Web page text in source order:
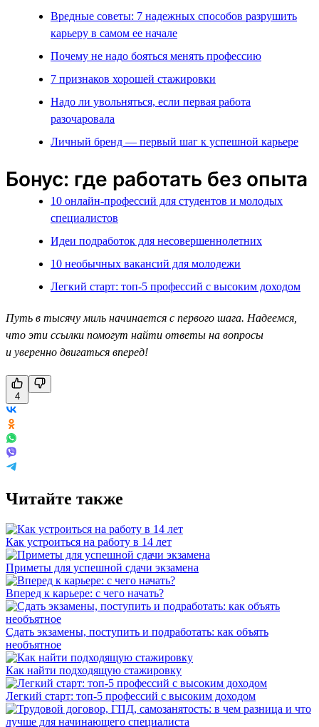
Вредные советы: 7 надежных способов разрушить
карьеру в самом ее начале
Почему не надо бояться менять профессию
7 признаков хорошей стажировки
Надо ли увольняться, если первая работа
разочаровала
Личный бренд — первый шаг к успешной карьере
Бонус: где работать без опыта
10 онлайн-профессий для студентов и молодых
специалистов
Идеи подработок для несовершеннолетних
10 необычных вакансий для молодежи
Легкий старт: топ-5 профессий с высоким доходом
Путь в тысячу миль начинается с первого шага. Надеемся,
что эти ссылки помогут найти ответы на вопросы
и уверенно двигаться вперед!
4
Читайте также
Как устроиться на работу в 14 лет
Приметы для успешной сдачи экзамена
Вперед к карьере: с чего начать?
Сдать экзамены, поступить и подработать: как объять
необъятное
Как найти подходящую стажировку
Легкий старт: топ-5 профессий с высоким доходом